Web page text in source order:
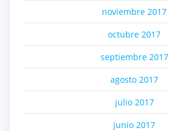
noviembre 2017
octubre 2017
septiembre 2017
agosto 2017
julio 2017
junio 2017